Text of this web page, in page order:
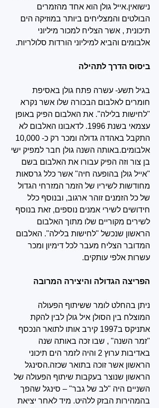
נישואין.אייל גולן הוא אחד מהזמרים
הבולטים והמצליחים ביותר במוזיקה הים
תיכונית , אשר הצליח למכור מיליוני
אלבומים והביא למיליוני הורדות סלולריות.
ביסוס הדרך לתהילה
בגיל תשע- עשרה פתח גולן באסיפת
חומרים לאלבום הבכורה שלו אשר נקרא
"לחישות בלילה". את האלבום הפיק באופן
עצמאי בשנת 1996. לדאבונו האלבום לא
אלבומים.באותה השנה גולן חבר למפיק ישי
בן צור וזה הפיק עבורו את האלבום בשם
"אייל גולן בהופעה חיה" אשר כלל גרסאות
מחודשות לשיריו של הזמר המזרחי הגדול
של כל הזמנים זוהר ארגוב, ובנוסף כלל
חידושים לשירי אמנים נוספים, זאת בנוסף
לשירים מקוריים שלו מתוך האלבום
הראשון שנכשל "לחישות בלילה". האלבום
המדובר הצליח מעבר לכל דימיון ומכר
עשרות אלפי עותקים.
הפריצה הגדולה והיצירה המרובה
ניתן בהחלט לומר ששיתוף הפעולה
המוצלח בין הסולן איל גולן לבין להקת
אתניקס ב1997 קירב אותו לתואר הנכסף
"זמר השנה" , שבו זכה באותה שנה
באדיבות ערוץ 2 והיה לזמר הים תיכוני
הראשון אשר זוכה בתואר שכזה.הסינגל
הראשון שנוצר בעקבות שיתוף הפעולה של
השניים היה "לב של גבר" – סינגל שהפך
בהמהירות הבזק ללהיט. מיד לאחר יציאת